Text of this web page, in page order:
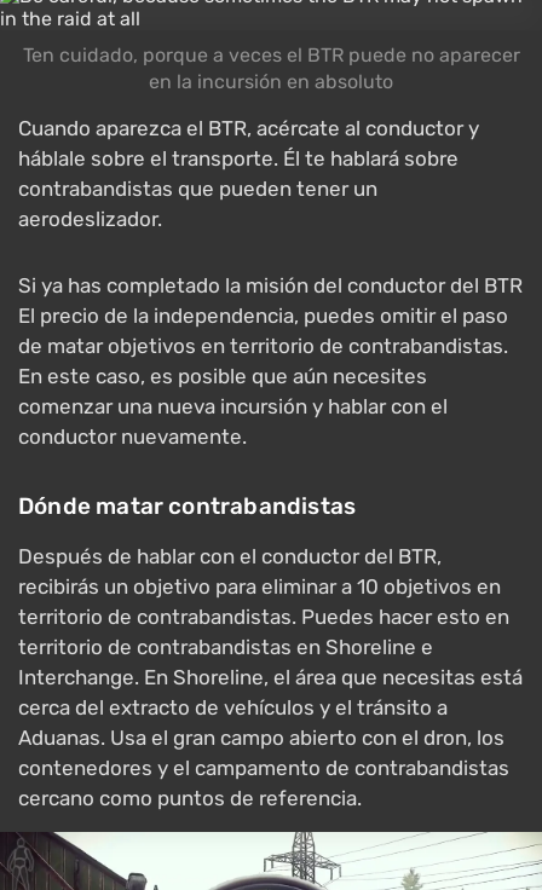
Ten cuidado, porque a veces el BTR puede no aparecer
en la incursión en absoluto
Cuando aparezca el BTR, acércate al conductor y
háblale sobre el transporte. Él te hablará sobre
contrabandistas que pueden tener un
aerodeslizador.
Si ya has completado la misión del conductor del BTR
El precio de la independencia, puedes omitir el paso
de matar objetivos en territorio de contrabandistas.
En este caso, es posible que aún necesites
comenzar una nueva incursión y hablar con el
conductor nuevamente.
Dónde matar contrabandistas
Después de hablar con el conductor del BTR,
recibirás un objetivo para eliminar a 10 objetivos en
territorio de contrabandistas. Puedes hacer esto en
territorio de contrabandistas en Shoreline e
Interchange. En Shoreline, el área que necesitas está
cerca del extracto de vehículos y el tránsito a
Aduanas. Usa el gran campo abierto con el dron, los
contenedores y el campamento de contrabandistas
cercano como puntos de referencia.